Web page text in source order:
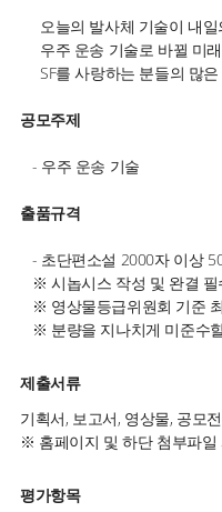
오늘의 발사체 기술이 내일
우주 운송 기술로 바뀔 미래
SF를 사랑하는 분들의 많은
공모주제
- 우주 운송 기술
출품규격
- 초단편소설 2000자 이상
※ 시놉시스 작성 및 완결 필
※ 영상물등급위원회 기준
※ 분량을 지나치게 미준수
제출서류
기획서, 보고서, 영상물, 공모
※ 홈페이지 및 하단 첨부파
평가항목